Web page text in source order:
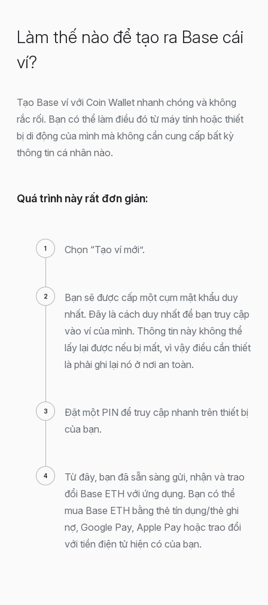
Làm thế nào để tạo ra Base cái
ví?
Tạo Base ví với Coin Wallet nhanh chóng và không
rắc rối. Bạn có thể làm điều đó từ máy tính hoặc thiết
bị di động của mình mà không cần cung cấp bất kỳ
thông tin cá nhân nào.
Quá trình này rất đơn giản:
Chọn “Tạo ví mới”.
Bạn sẽ được cấp một cụm mật khẩu duy
nhất. Đây là cách duy nhất để bạn truy cập
vào ví của mình. Thông tin này không thể
lấy lại được nếu bị mất, vì vậy điều cần thiết
là phải ghi lại nó ở nơi an toàn.
Đặt một PIN để truy cập nhanh trên thiết bị
của bạn.
Từ đây, bạn đã sẵn sàng gửi, nhận và trao
đổi Base ETH với ứng dụng. Bạn có thể
mua Base ETH bằng thẻ tín dụng/thẻ ghi
nợ, Google Pay, Apple Pay hoặc trao đổi
với tiền điện tử hiện có của bạn.